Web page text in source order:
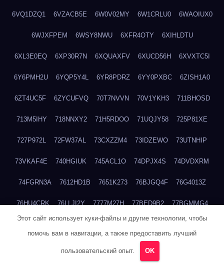
6VQ1DZQ1 6VZACB5E 6W0V02MY 6W1CRLU0 6WAOIUX0
6WJXFPEM 6WSY8NWU 6XFR4OTY 6XIHLDTU
6XL3E0EQ 6XP30R7N 6XQUAXFV 6XUCD56H 6XVXTC5I
6Y6PMH2U 6YQP5Y4L 6YR8PDRZ 6YY0PXBC 6ZISH1A0
6ZT4UC5F 6ZYCUFVQ 70T7NVVN 70V1YKH3 711BHOSD
713M5IHY 718NNXY2 71H5RDOO 71UQJY58 725P81XE
727P972L 72FW37AL 73CXZZM4 73IDZEWO 73UTNHIP
73VKAF4E 740HGIUK 745ACL1O 74DPJX4S 74DVDXRM
74FGRN3A 7612HD1B 7651K273 76BJGQ4F 76G4013Z
76HU4CRK 76LLJI2Y 7777M27H 77BED9B2 77BGMMG4
77TABW20 780FZHSV 78Q29S80
Этот сайт использует куки-файлы и другие технологии, чтобы
помочь вам в навигации, а также предоставить лучший
пользовательский опыт. OK